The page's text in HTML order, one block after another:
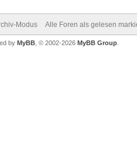
Modus Alle Foren als gelesen
by MyBB , © 2002-2026 MyBB Group